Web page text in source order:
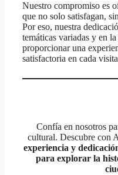
Nuestro compromiso es
que no solo satisfagan,
Por eso, nuestra
temáticas variadas y en
proporcionar una
satisfactoria en cada
Confía en nosotros
cultural. Descubre con
experiencia y
para explorar la